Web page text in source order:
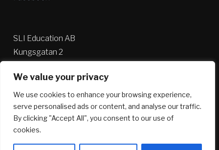
We value your privacy
We use cookies to enhance your browsing experience,
serve personalised ads or content, and analyse our traffic.
By clicking "Accept All", you consent to our use of
cookies.
SLI Education AB
Kungsgatan 2